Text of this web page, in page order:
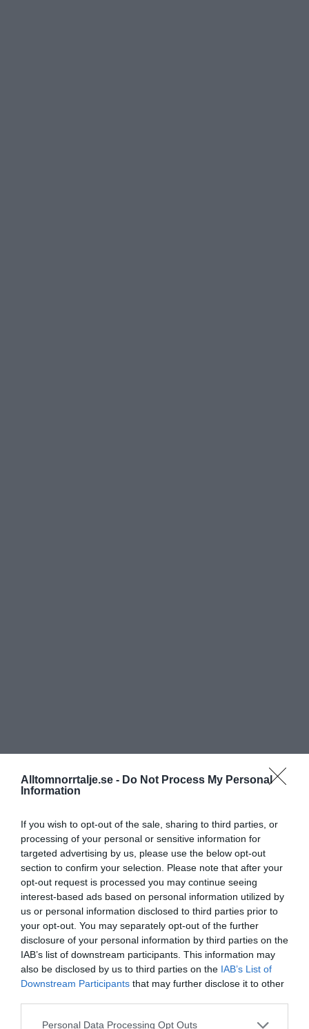
Alltomnorrtalje.se - Do Not Process My Personal
Information
If you wish to opt-out of the sale, sharing to third parties, or
processing of your personal or sensitive information for
targeted advertising by us, please use the below opt-out
section to confirm your selection. Please note that after your
opt-out request is processed you may continue seeing
interest-based ads based on personal information utilized by
us or personal information disclosed to third parties prior to
your opt-out. You may separately opt-out of the further
disclosure of your personal information by third parties on the
IAB’s list of downstream participants. This information may
also be disclosed by us to third parties on the IAB’s List of
Downstream Participants that may further disclose it to other
Personal Data Processing Opt Outs